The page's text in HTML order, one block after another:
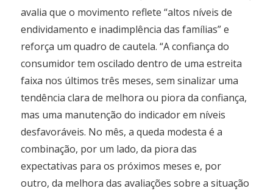
avalia que o movimento reflete “altos níveis de
endividamento e inadimplência das famílias” e
reforça um quadro de cautela. “A confiança do
consumidor tem oscilado dentro de uma estreita
faixa nos últimos três meses, sem sinalizar uma
tendência clara de melhora ou piora da confiança,
mas uma manutenção do indicador em níveis
desfavoráveis. No mês, a queda modesta é a
combinação, por um lado, da piora das
expectativas para os próximos meses e, por
outro, da melhora das avaliações sobre a situação